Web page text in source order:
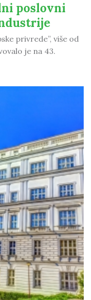
poslovni
privrede”, više od
je na 43.